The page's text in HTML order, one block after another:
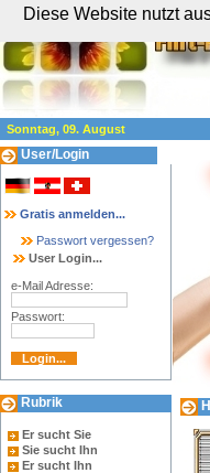
Sonntag, 09. August
User/Login
Gratis anmelden...
Passwort vergessen?
User Login...
e-Mail Adresse:
Passwort:
Rubrik
Er sucht Sie
Sie sucht Ihn
Er sucht Ihn
Diese Website nutzt